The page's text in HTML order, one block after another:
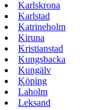
Karlskrona
Karlstad
Katrineholm
Kiruna
Kristianstad
Kungsbacka
Kungälv
Köping
Laholm
Leksand